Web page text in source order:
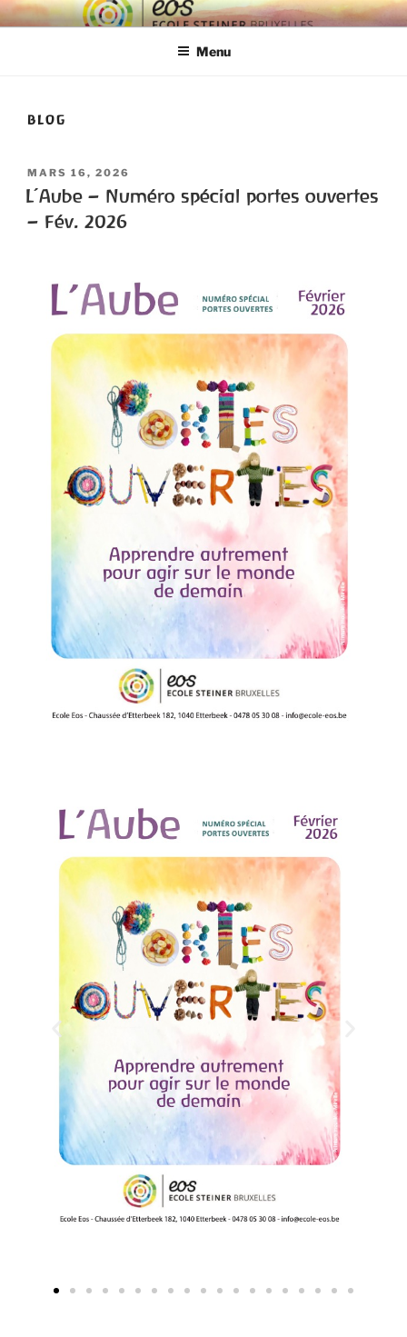
ECOLE EOS
Ecole Steiner Bruxelles
Menu
BLOG
MARS 16, 2026
L’Aube – Numéro spécial portes ouvertes
– Fév. 2026